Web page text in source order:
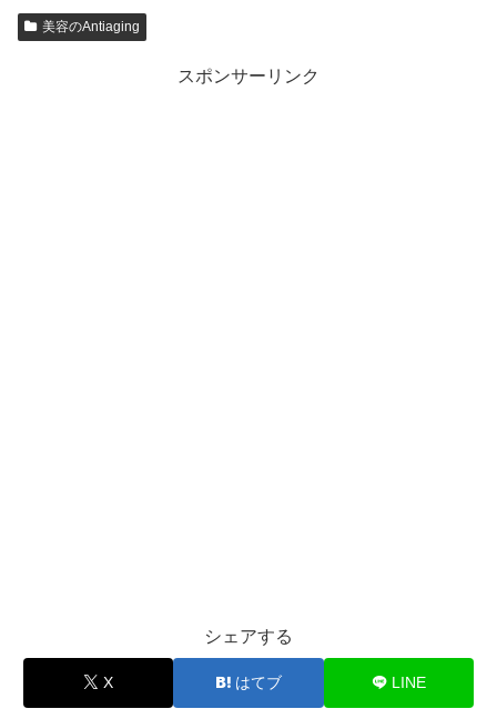
美容のAntiaging
スポンサーリンク
シェアする
X はてブ LINE